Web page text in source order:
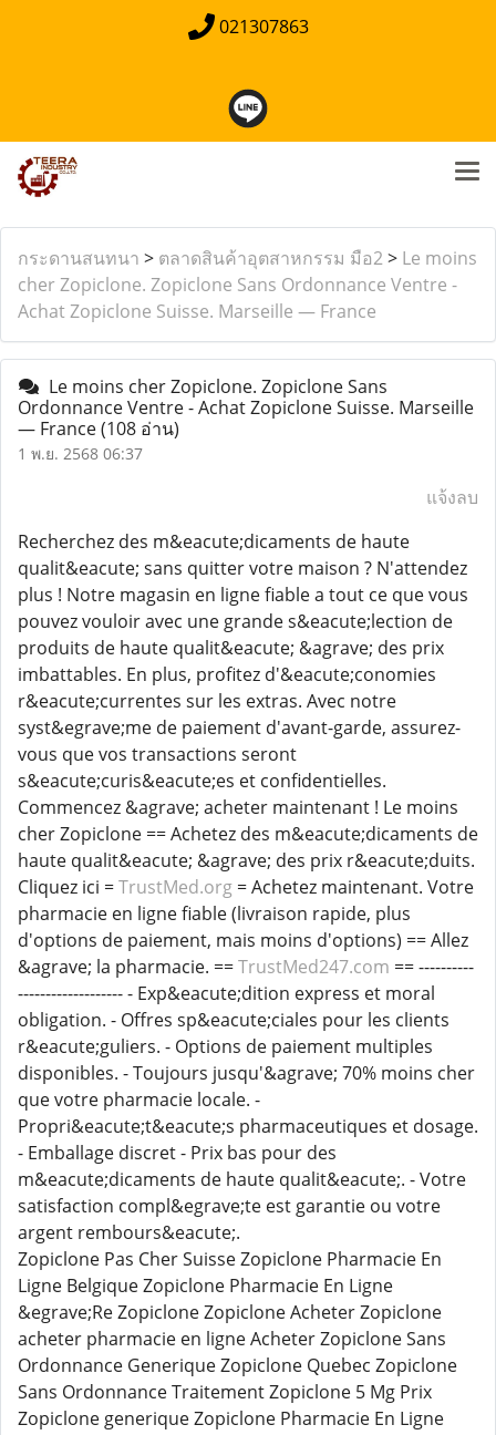
021307863
กระดานสนทนา > ตลาดสินค้าอุตสาหกรรม มือ2> Le moins
cher Zopiclone. Zopiclone Sans Ordonnance Ventre -
Achat Zopiclone Suisse. Marseille — France
Le moins cher Zopiclone. Zopiclone Sans
Ordonnance Ventre - Achat Zopiclone Suisse. Marseille
— France(108 อ่าน)
1 พ.ย. 2568 06:37
แจ้งลบ
Recherchez des m&eacute;dicaments de haute
qualit&eacute; sans quitter votre maison ? N'attendez
plus ! Notre magasin en ligne fiable a tout ce que vous
pouvez vouloir avec une grande s&eacute;lection de
produits de haute qualit&eacute; &agrave; des prix
imbattables. En plus, profitez d'&eacute;conomies
r&eacute;currentes sur les extras. Avec notre
syst&egrave;me de paiement d'avant-garde, assurez-
vous que vos transactions seront
s&eacute;curis&eacute;es et confidentielles.
Commencez &agrave; acheter maintenant ! Le moins
cher Zopiclone == Achetez des m&eacute;dicaments de
haute qualit&eacute; &agrave; des prix r&eacute;duits.
Cliquez ici =TrustMed.org = Achetez maintenant. Votre
pharmacie en ligne fiable (livraison rapide, plus
d'options de paiement, mais moins d'options) == Allez
&agrave; la pharmacie. ==TrustMed247.com == ----------
------------------- - Exp&eacute;dition express et moral
obligation. - Offres sp&eacute;ciales pour les clients
r&eacute;guliers. - Options de paiement multiples
disponibles. - Toujours jusqu'&agrave; 70% moins cher
que votre pharmacie locale. -
Propri&eacute;t&eacute;s pharmaceutiques et dosage.
- Emballage discret - Prix bas pour des
m&eacute;dicaments de haute qualit&eacute;. - Votre
satisfaction compl&egrave;te est garantie ou votre
argent rembours&eacute;.
Zopiclone Pas Cher Suisse Zopiclone Pharmacie En
Ligne Belgique Zopiclone Pharmacie En Ligne
&egrave;Re Zopiclone Zopiclone Acheter Zopiclone
acheter pharmacie en ligne Acheter Zopiclone Sans
Ordonnance Generique Zopiclone Quebec Zopiclone
Sans Ordonnance Traitement Zopiclone 5 Mg Prix
Zopiclone generique Zopiclone Pharmacie En Ligne